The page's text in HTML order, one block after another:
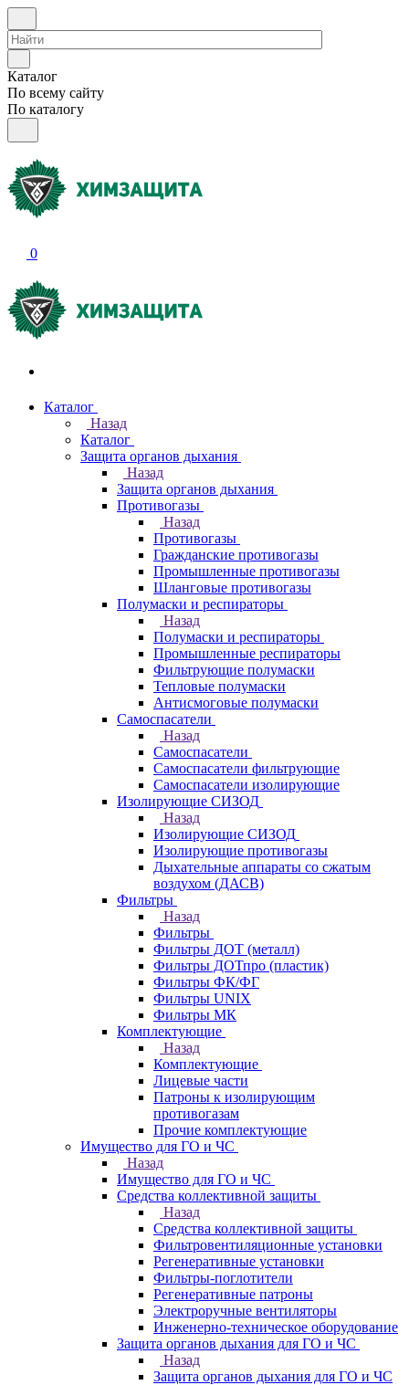
Каталог
По всему сайту
По каталогу
0
Каталог
Назад
Каталог
Защита органов дыхания
Назад
Защита органов дыхания
Противогазы
Назад
Противогазы
Гражданские противогазы
Промышленные противогазы
Шланговые противогазы
Полумаски и респираторы
Назад
Полумаски и респираторы
Промышленные респираторы
Фильтрующие полумаски
Тепловые полумаски
Антисмоговые полумаски
Самоспасатели
Назад
Самоспасатели
Самоспасатели фильтрующие
Самоспасатели изолирующие
Изолирующие СИЗОД
Назад
Изолирующие СИЗОД
Изолирующие противогазы
Дыхательные аппараты со сжатым
воздухом (ДАСВ)
Фильтры
Назад
Фильтры
Фильтры ДОТ (металл)
Фильтры ДОТпро (пластик)
Фильтры ФК/ФГ
Фильтры UNIX
Фильтры МК
Комплектующие
Назад
Комплектующие
Лицевые части
Патроны к изолирующим
противогазам
Прочие комплектующие
Имущество для ГО и ЧС
Назад
Имущество для ГО и ЧС
Средства коллективной защиты
Назад
Средства коллективной защиты
Фильтровентиляционные установки
Регенеративные установки
Фильтры-поглотители
Регенеративные патроны
Электроручные вентиляторы
Инженерно-техническое оборудование
Защита органов дыхания для ГО и ЧС
Назад
Защита органов дыхания для ГО и ЧС